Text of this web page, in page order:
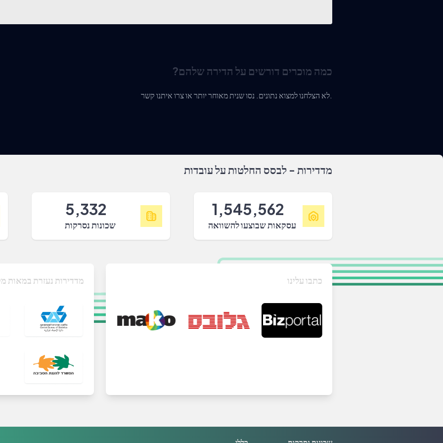
כמה מוכרים דורשים על הדירה שלהם?
לא הצלחנו למצוא נתונים. נסו שנית מאוחר יותר או צרו איתנו קשר.
מדדירות - לבסס החלטות על עובדות
5,332
שכונות נסרקות
1,545,562
עסקאות שבוצעו להשוואה
מדדירות נעזרת במאות כתבו עלינו